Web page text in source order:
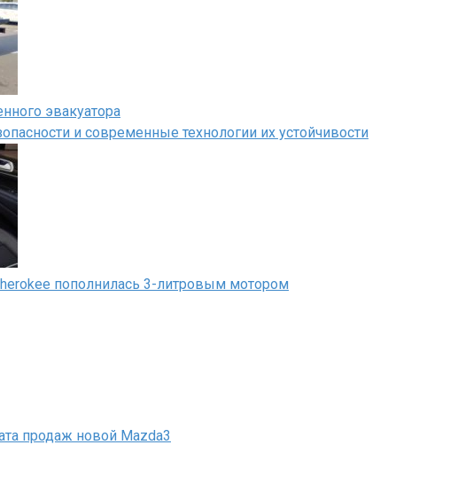
эвакуатора
и современные технологии их устойчивости
пополнилась 3-литровым мотором
продаж новой Mazda3